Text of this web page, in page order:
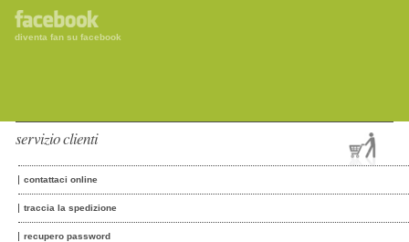
diventa fan su facebook
servizio clienti
contattaci online
traccia la spedizione
recupero password